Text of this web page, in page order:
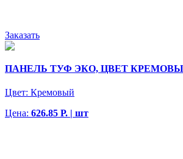
Заказать
ПАНЕЛЬ ТУФ ЭКО, ЦВЕТ
Цвет: Кремовый
Цена: 626.85 Р. | шт